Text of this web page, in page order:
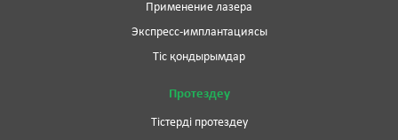
Применение лазера
Экспресс-имплантациясы
Тіс қондырымдар
Протездеу
Тістерді протездеу